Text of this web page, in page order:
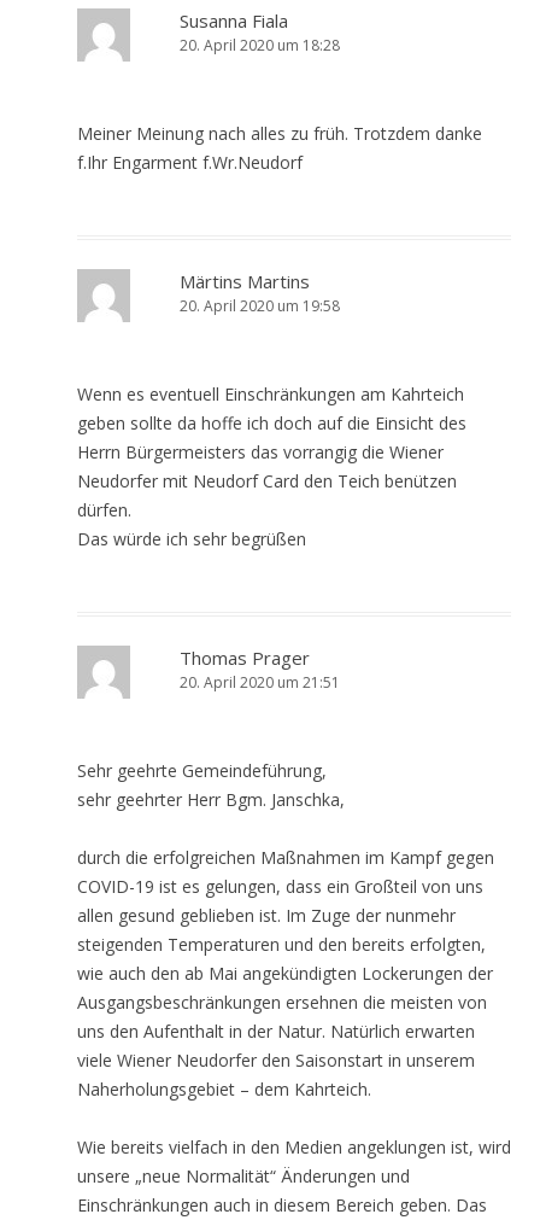
Susanna Fiala
20. April 2020 um 18:28
Meiner Meinung nach alles zu früh. Trotzdem danke
f.Ihr Engarment f.Wr.Neudorf
Märtins Martins
20. April 2020 um 19:58
Wenn es eventuell Einschränkungen am Kahrteich
geben sollte da hoffe ich doch auf die Einsicht des
Herrn Bürgermeisters das vorrangig die Wiener
Neudorfer mit Neudorf Card den Teich benützen
dürfen.
Das würde ich sehr begrüßen
Thomas Prager
20. April 2020 um 21:51
Sehr geehrte Gemeindeführung,
sehr geehrter Herr Bgm. Janschka,
durch die erfolgreichen Maßnahmen im Kampf gegen
COVID-19 ist es gelungen, dass ein Großteil von uns
allen gesund geblieben ist. Im Zuge der nunmehr
steigenden Temperaturen und den bereits erfolgten,
wie auch den ab Mai angekündigten Lockerungen der
Ausgangsbeschränkungen ersehnen die meisten von
uns den Aufenthalt in der Natur. Natürlich erwarten
viele Wiener Neudorfer den Saisonstart in unserem
Naherholungsgebiet – dem Kahrteich.
Wie bereits vielfach in den Medien angeklungen ist, wird
unsere „neue Normalität“ Änderungen und
Einschränkungen auch in diesem Bereich geben. Das